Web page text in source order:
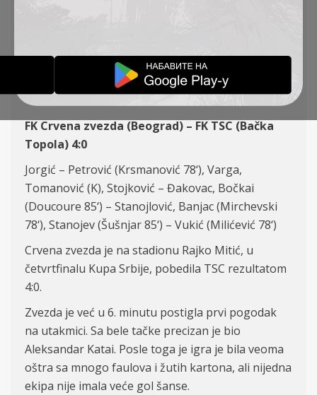
06-04-2022
FK Crvena zvezda (Beograd) – FK TSC (Bačka
Topola) 4:0
Jorgić – Petrović (Krsmanović 78‘), Varga,
Tomanović (K), Stojković – Đakovac, Bočkai
(Doucoure 85‘) – Stanojlović, Banjac(Mirchevski
78‘), Stanojev(Šušnjar 85‘) – Vukić (Milićević 78‘)
Crvena zvezda je na stadionu Rajko Mitić, u
četvrtfinalu Kupa Srbije, pobedila TSC rezultatom
4:0.
Zvezda je već u 6. minutu postigla prvi pogodak
na utakmici. Sa bele tačke precizan je bio
Aleksandar Katai. Posle toga je igra je bila veoma
oštra sa mnogo faulova i žutih kartona, ali nijedna
ekipa nije imala veće gol šanse.